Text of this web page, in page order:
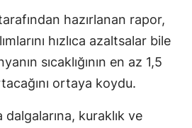
Tunceli
Şanlıurfa
Van
hazırlanan rapor,
hızlıca azaltsalar bile
sıcaklığının en az 1,5
ortaya koydu.
dalgalarına, kuraklık ve